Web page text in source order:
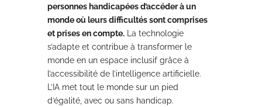
personnes handicapées d’accéder à un
monde où leurs difficultés sont comprises
et prises en compte.La technologie
s’adapte et contribue à transformer le
monde en un espace inclusif grâce à
l’accessibilité de l’intelligence artificielle.
L’IA met tout le monde sur un pied
d’égalité, avec ou sans handicap.